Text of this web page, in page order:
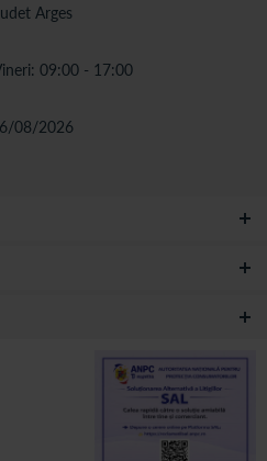
Arges
09:00 - 17:00
08/2026